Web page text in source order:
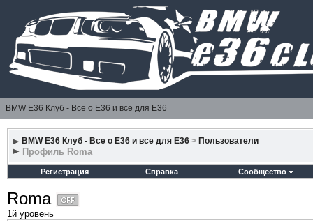
BMW E36 Клуб - Все о Е36 и все для Е36
BMW E36 Клуб - Все о Е36 и все для Е36 > Пользователи
Профиль Roma
Регистрация Справка Сообщество
Roma
1й уровень